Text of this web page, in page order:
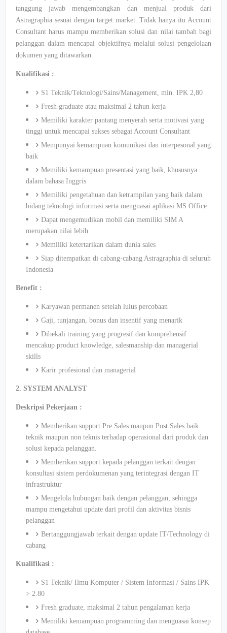
tanggung jawab mengembangkan dan menjual produk dari
Astragraphia sesuai dengan target market. Tidak hanya itu Account
Consultant harus mampu memberikan solusi dan nilai tambah bagi
pelanggan dalam mencapai objektifnya melalui solusi pengelolaan
dokumen yang ditawarkan.
Kualifikasi :
S1 Teknik/Teknologi/Sains/Management, min. IPK 2,80
Fresh graduate atau maksimal 2 tahun kerja
Memiliki karakter pantang menyerah serta motivasi yang
tinggi untuk mencapai sukses sebagai Account Consultant
Mempunyai kemampuan komunikasi dan interpesonal yang
baik
Memiliki kemampuan presentasi yang baik, khususnya
dalam bahasa Inggris
Memiliki pengetahuan dan ketrampilan yang baik dalam
bidang teknologi informasi serta menguasai aplikasi MS Office
Dapat mengemudikan mobil dan memiliki SIM A
merupakan nilai lebih
Memiliki ketertarikan dalam dunia sales
Siap ditempatkan di cabang-cabang Astragraphia di seluruh
Indonesia
Benefit :
Karyawan permanen setelah lulus percobaan
Gaji, tunjangan, bonus dan insentif yang menarik
Dibekali training yang progresif dan komprehensif
mencakup product knowledge, salesmanship dan managerial
skills
Karir profesional dan managerial
2. SYSTEM ANALYST
Deskripsi Pekerjaan :
Memberikan support Pre Sales maupun Post Sales baik
teknik maupun non teknis terhadap operasional dari produk dan
solusi kepada pelanggan.
Memberikan support kepada pelanggan terkait dengan
konsultasi sistem perdokumenan yang terintegrasi dengan IT
infrastruktur
Mengelola hubungan baik dengan pelanggan, sehingga
mampu mengetahui update dari profil dan aktivitas bisnis
pelanggan
Bertanggungjawab terkait dengan update IT/Technology di
cabang
Kualifikasi :
S1 Teknik/ Ilmu Komputer / Sistem Informasi / Sains IPK
> 2.80
Fresh graduate, maksimal 2 tahun pengalaman kerja
Memiliki kemampuan programming dan menguasai konsep